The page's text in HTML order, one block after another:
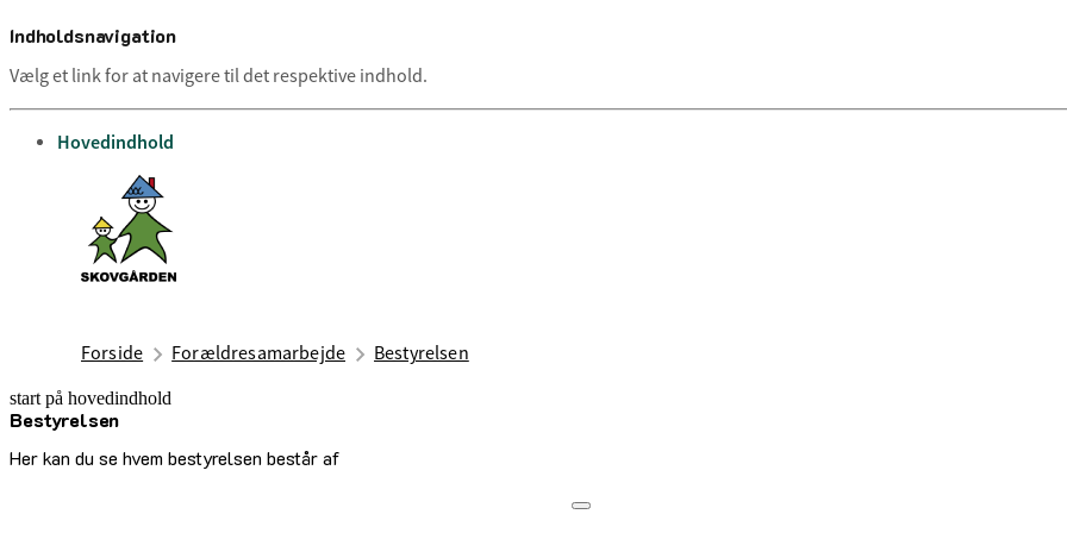
Indholdsnavigation
Vælg et link for at navigere til det respektive indhold.
gå til
Hovedindhold
Forside Forældresamarbejde Bestyrelsen
start på hovedindhold
Bestyrelsen
Her kan du se hvem bestyrelsen består af
senest opdateret 29. april 2026